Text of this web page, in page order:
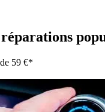
59 €*